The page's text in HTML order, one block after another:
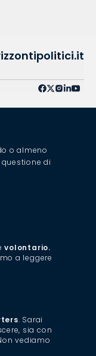
o almeno
di
volontario.
a leggere
. Sarai
sia con
vediamo